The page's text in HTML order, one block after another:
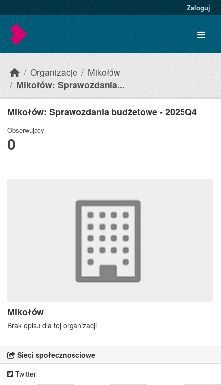
Zaloguj
Organizacje
Mikołów
Mikołów: Sprawozdania...
Mikołów: Sprawozdania budżetowe - 2025Q4
Obserwujący
0
Mikołów
Brak opisu dla tej organizacji
Sieci społecznościowe
Twitter